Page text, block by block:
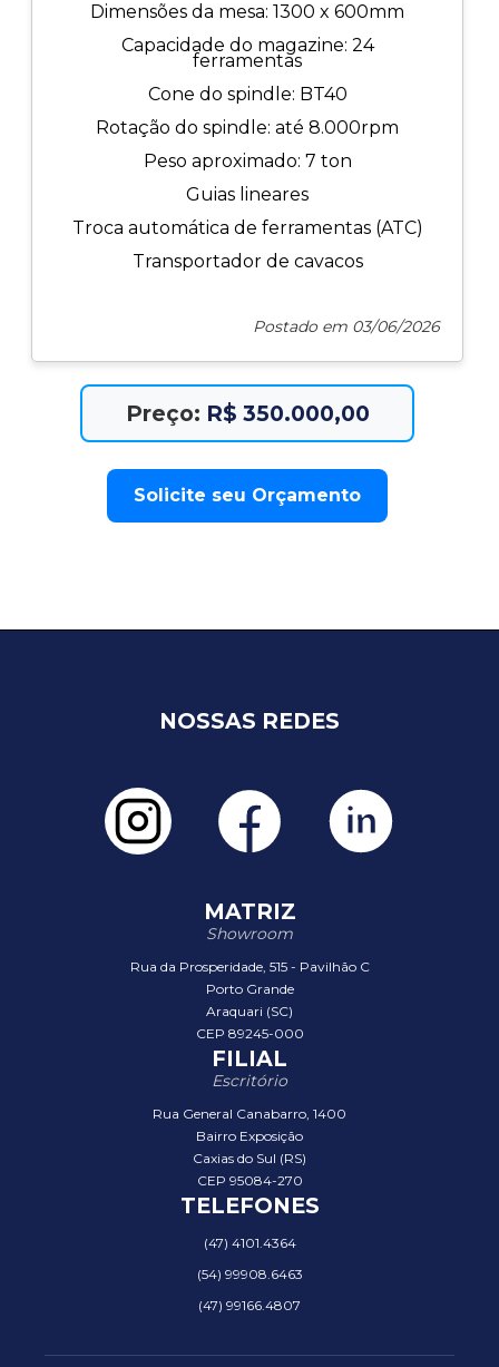
Dimensões da mesa: 1300 x 600mm
Capacidade do magazine: 24
ferramentas
Cone do spindle: BT40
Rotação do spindle: até 8.000rpm
Peso aproximado: 7 ton
Guias lineares
Troca automática de ferramentas (ATC)
Transportador de cavacos
Postado em 03/06/2026
Preço: R$ 350.000,00
Solicite seu Orçamento
NOSSAS REDES
MATRIZ
Showroom
Rua da Prosperidade, 515 - Pavilhão C
Porto Grande
Araquari (SC)
CEP 89245-000
FILIAL
Escritório
Rua General Canabarro, 1400
Bairro Exposição
Caxias do Sul (RS)
CEP 95084-270
TELEFONES
(47) 4101.4364
(54) 99908.6463
(47) 99166.4807